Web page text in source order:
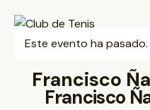
Francisco
Este evento ha pasado.
Francisco